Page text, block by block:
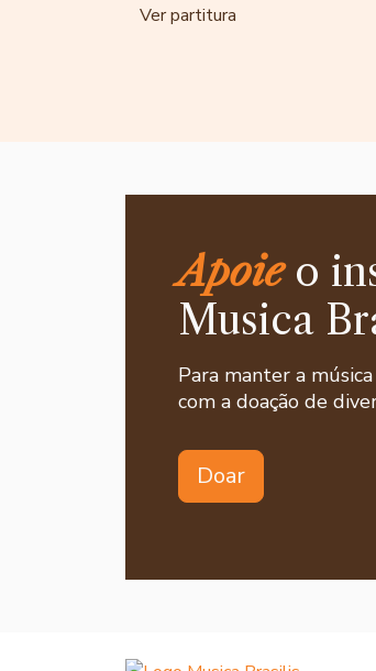
Ver partitura
Apoieo
Musica
Para manter a
com a doação de
Doar